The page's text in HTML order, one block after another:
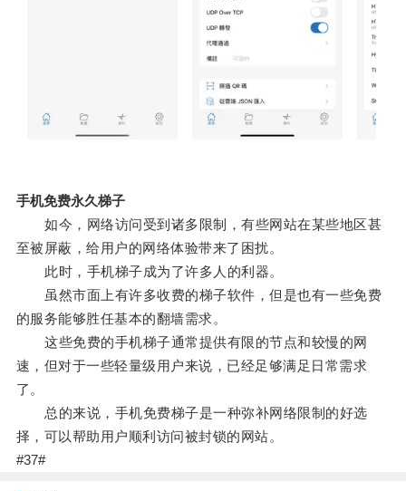
手机免费永久梯子
如今，网络访问受到诸多限制，有些网站在某些地区甚
至被屏蔽，给用户的网络体验带来了困扰。
此时，手机梯子成为了许多人的利器。
虽然市面上有许多收费的梯子软件，但是也有一些免费
的服务能够胜任基本的翻墙需求。
这些免费的手机梯子通常提供有限的节点和较慢的网
速，但对于一些轻量级用户来说，已经足够满足日常需求
了。
总的来说，手机免费梯子是一种弥补网络限制的好选
择，可以帮助用户顺利访问被封锁的网站。
#37#